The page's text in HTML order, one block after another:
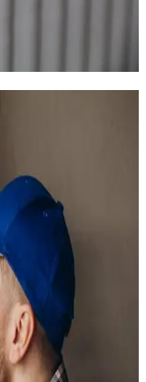
dans ce
pour les
Plan des
des logements
immeubles des
d'origine qui
résidences
dimensionnés pour
performantes :
des radiateurs à
pour un confort